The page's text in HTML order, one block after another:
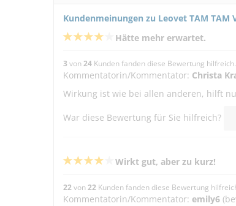
Kundenmeinungen zu Leovet TAM TAM
Hätte mehr erwartet.
3 von24 Kunden fanden diese Bewertung hilfreich.
Kommentatorin/Kommentator: Christa
Wirkung ist wie bei allen anderen, hilft
War diese Bewertung für Sie hilfreich?
Wirkt gut, aber zu kurz!
22von22 Kunden fanden diese Bewertung
Kommentatorin/Kommentator: emily6